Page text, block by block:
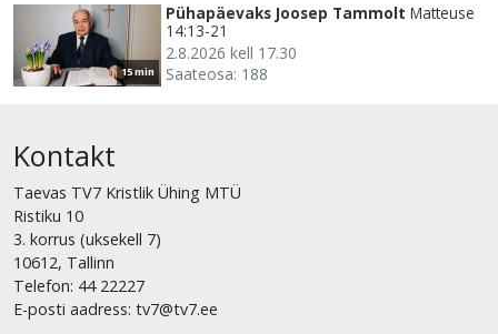
15 min
Pühapäevaks Joosep Tammolt Matteuse
14:13-21
2.8.2026 kell 17.30
Saateosa: 188
Kontakt
Taevas TV7 Kristlik Ühing MTÜ
Ristiku 10
3. korrus (uksekell 7)
10612, Tallinn
Telefon: 44 22227
E-posti aadress: tv7@tv7.ee